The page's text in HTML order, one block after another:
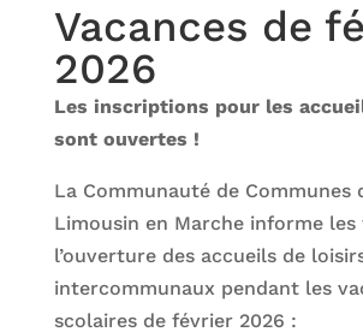
Vacances de
2026
Les inscriptions pour les
sont ouvertes !
La Communauté de Communes
Limousin en Marche informe les
l’ouverture des accueils de
intercommunaux pendant les
scolaires de février 2026 :